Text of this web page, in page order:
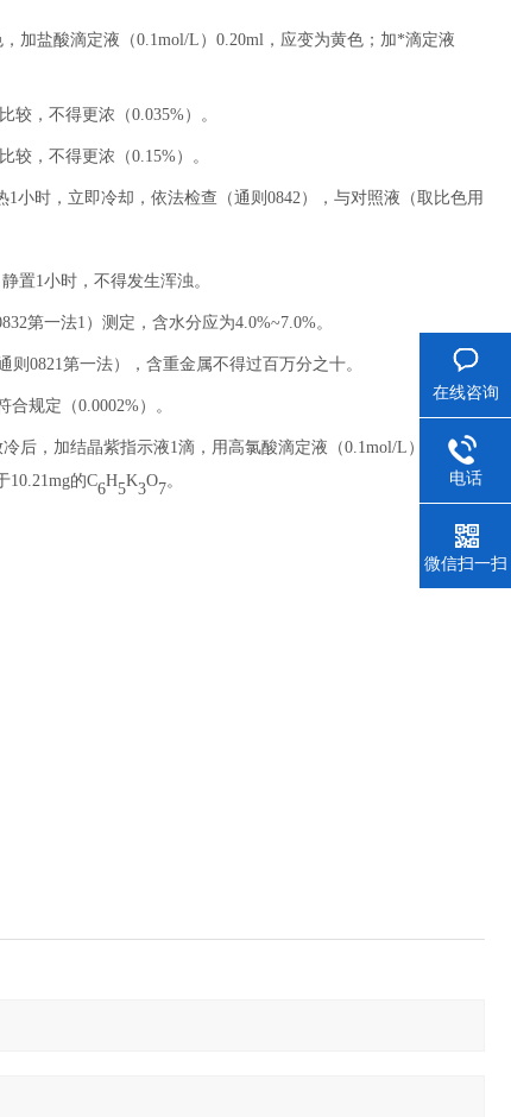
加盐酸滴定液（0.1mol/L ） 0.20ml ，应变为黄色；加*滴定液
较，不得更浓（0.035%）。
较，不得更浓（0.15%）。
1小时，立即冷却，依法检查（通则 0842），与对照液（取比色用
置1小时，不得发生浑浊。
第一法1 ）测定，含水分应为4.0%~7.0%。
则 0821第一法），含重金属不得过百万分之十。
合规定（0.0002%）。
冷后，加结晶紫指示液1滴，用高氯酸滴定液（0.1mol/L ）滴定至
10.21mg的C6H5K3O7。
在线咨询
电话
微信扫一扫